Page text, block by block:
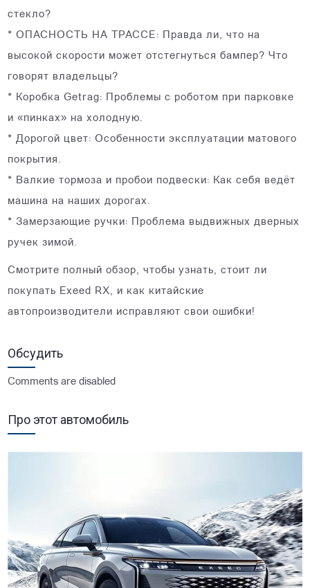
стекло?
* ОПАСНОСТЬ НА ТРАССЕ: Правда ли, что на
высокой скорости может отстегнуться бампер? Что
говорят владельцы?
* Коробка Getrag: Проблемы с роботом при парковке
и «пинках» на холодную.
* Дорогой цвет: Особенности эксплуатации матового
покрытия.
* Валкие тормоза и пробои подвески: Как себя ведёт
машина на наших дорогах.
* Замерзающие ручки: Проблема выдвижных дверных
ручек зимой.
Смотрите полный обзор, чтобы узнать, стоит ли
покупать Exeed RX, и как китайские
автопроизводители исправляют свои ошибки!
Обсудить
Comments are disabled
Про этот автомобиль